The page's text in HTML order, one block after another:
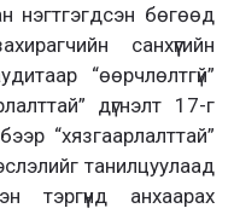
нэгтгэгдсэн бөгөөд
санхүүгийн
“өөрчлөлтгүй”
дүгнэлт 17-г
“хязгаарлалттай”
танилцуулаад
тэргүүнд анхаарах